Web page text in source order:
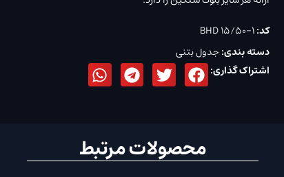
کد:BHD 15/50-1
دسته بندی: جدول بتنی
اشتراک گذاری:
محصولات مرتبط